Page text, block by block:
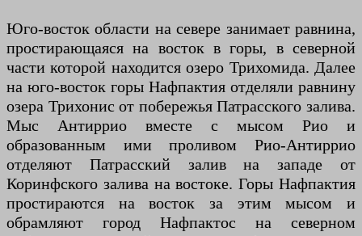
Юго-восток области на севере занимает равнина,
простирающаяся на восток в горы, в северной
части которой находится озеро Трихомида. Далее
на юго-восток горы Нафпактия отделяли равнину
озера Трихонис от побережья Патрасского залива.
Мыс Антиррио вместе с мысом Рио и
образованным ими проливом Рио-Антиррио
отделяют Патрасский залив на западе от
Коринфского залива на востоке. Горы Нафпактия
простираются на восток за этим мысом и
обрамляют город Нафпактос на северном